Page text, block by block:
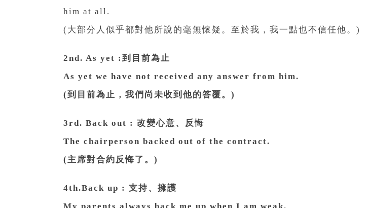
him at all.
(大部分人似乎都對他所說的毫無懷疑。至於我，我一點也不信任他。)
2nd. As yet :到目前為止
As yet we have not received any answer from him.
(到目前為止，我們尚未收到他的答覆。)
3rd. Back out : 改變心意、反悔
The chairperson backed out of the contract.
(主席對合約反悔了。)
4th.Back up : 支持、擁護